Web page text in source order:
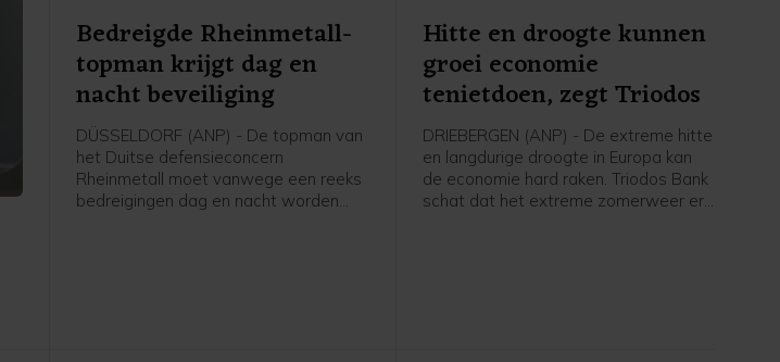
Bedreigde Rheinmetall-
topman krijgt dag en
nacht beveiliging
DÜSSELDORF (ANP) - De topman van
het Duitse defensieconcern
Rheinmetall moet vanwege een reeks
bedreigingen dag en nacht worden
Hitte en droogte kunnen
groei economie
tenietdoen, zegt Triodos
DRIEBERGEN (ANP) - De extreme hitte
en langdurige droogte in Europa kan
de economie hard raken. Triodos Bank
schat dat het extreme zomerweer er